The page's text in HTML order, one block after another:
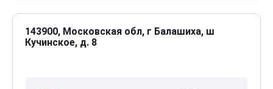
143900, Московская обл, г Балашиха, ш
Кучинское, д. 8